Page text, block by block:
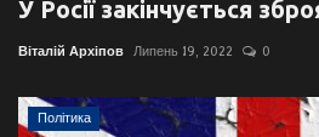
У Росії закінчується
Віталій Архіпов Липень 19, 2022 0
Політика